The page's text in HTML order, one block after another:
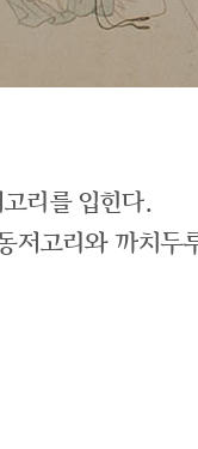
리를 입힌다.
저고리와 까치두